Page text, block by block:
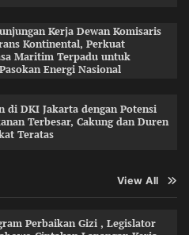
Kerja Dewan Komisaris
Kontinental, Perkuat
Maritim Terpadu untuk
Energi Nasional
di DKI Jakarta dengan Potensi
Terbesar, Cakung dan Duren
Teratas
View All
Perbaikan Gizi , Legislator